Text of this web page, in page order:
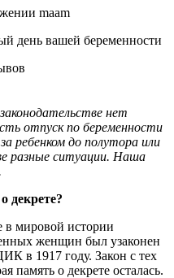
maam
день вашей беременности
нет
отпуск по беременности
ребенком до полутора или
разные ситуации. Наша
декрете?
мировой истории
женщин был узаконен
в 1917 году. Закон с тех
память о декрете осталась.